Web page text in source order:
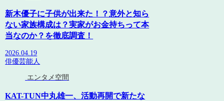
新木優子に子供が出来た！？意外と知ら
ない家族構成は？実家がお金持ちって本
当なのか？を徹底調査！
2026.04.19
俳優芸能人
エンタメ空間
KAT-TUN中丸雄一、活動再開で新たな